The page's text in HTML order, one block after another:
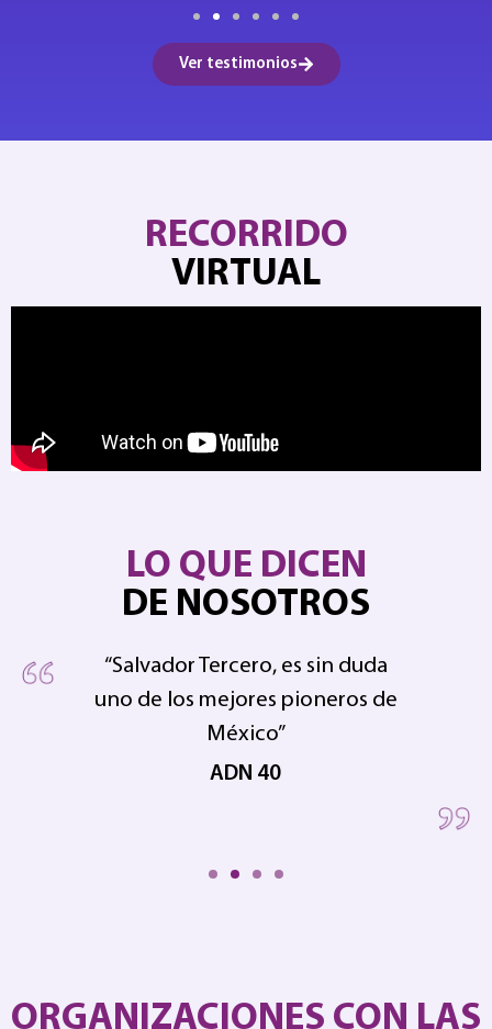
Ver testimonios
RECORRIDO
VIRTUAL
LO QUE DICEN
DE NOSOTROS
“Salvador Tercero, es sin duda
uno de los mejores pioneros de
México”
ADN 40
ORGANIZACIONES CON LAS